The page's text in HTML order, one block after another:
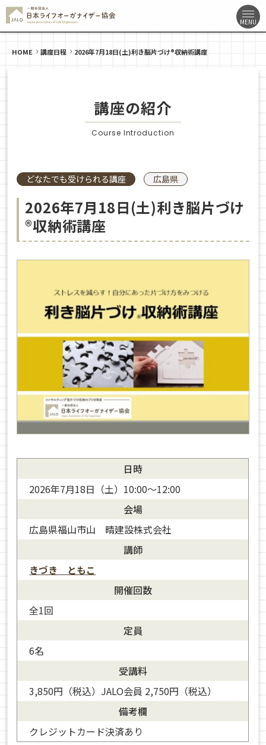
HOME 講座日程 2026年7月18日(土)利き脳片づけ®収納術講座
講座の紹介
Course Introduction
どなたでも受けられる講座 広島県
2026年7月18日(土)利き脳片づけ
®収納術講座
日時
2026年7月18日（土）10:00～12:00
会場
広島県福山市山 晴建設株式会社
講師
きづき ともこ
開催回数
全1回
定員
6名
受講料
3,850円（税込）JALO会員 2,750円（税込）
備考欄
クレジットカード決済あり